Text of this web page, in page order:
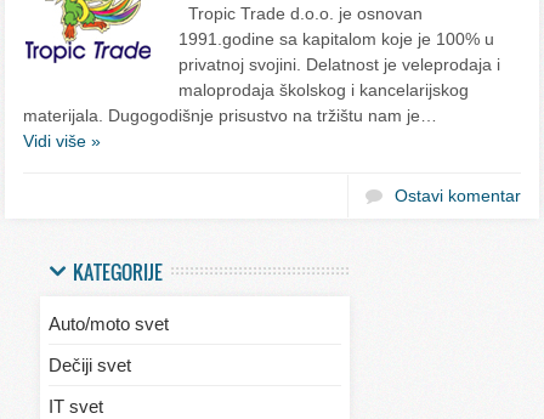
Tropic Trade d.o.o. je osnovan
1991.godine sa kapitalom koje je 100% u
privatnoj svojini. Delatnost je veleprodaja i
maloprodaja školskog i kancelarijskog
materijala. Dugogodišnje prisustvo na tržištu nam je…
Vidi više »
Ostavi komentar
KATEGORIJE
Auto/moto svet
Dečiji svet
IT svet